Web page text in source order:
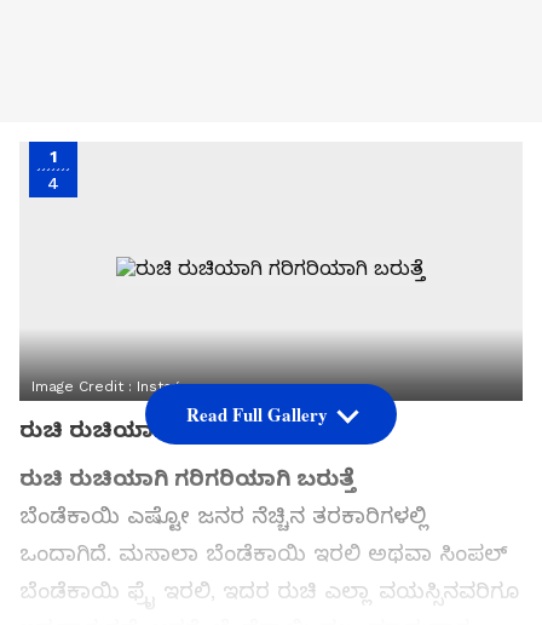
1
4
Image Credit : Instagram
ರುಚಿ ರುಚಿಯಾಗಿ ಗರಿಗರಿಯಾಗಿ ಬರುತ್ತೆ
ರುಚಿ ರುಚಿಯಾಗಿ ಗರಿಗರಿಯಾಗಿ ಬರುತ್ತೆ
ಬೆಂಡೆಕಾಯಿ ಎಷ್ಟೋ ಜನರ ನೆಚ್ಚಿನ ತರಕಾರಿಗಳಲ್ಲಿ
ಒಂದಾಗಿದೆ. ಮಸಾಲಾ ಬೆಂಡೆಕಾಯಿ ಇರಲಿ ಅಥವಾ ಸಿಂಪಲ್
ಬೆಂಡೆಕಾಯಿ ಫ್ರೈ ಇರಲಿ, ಇದರ ರುಚಿ ಎಲ್ಲಾ ವಯಸ್ಸಿನವರಿಗೂ
Read Full Gallery